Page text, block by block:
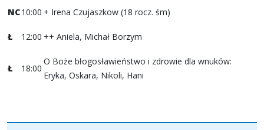
NC10:00 + Irena Czujaszkow (18 rocz. śm)
Ł 12:00 ++ Aniela, Michał Borzym
Ł 18:00
O Boże błogosławieństwo i zdrowie dla wnuków:
Eryka, Oskara, Nikoli, Hani